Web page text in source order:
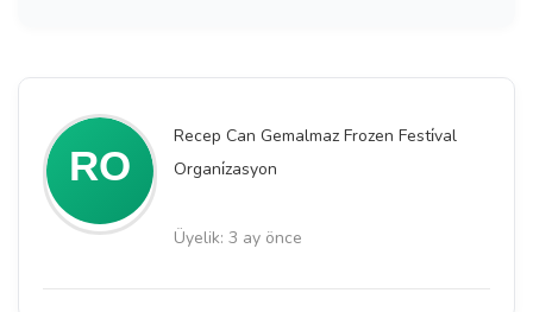
Recep Can Gemalmaz Frozen Festi̇val
Organi̇zasyon
Üyelik: 3 ay önce